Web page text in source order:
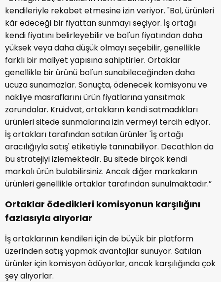
kendileriyle rekabet etmesine izin veriyor. "Bol, ürünleri
kâr edeceği bir fiyattan sunmayı seçiyor. İş ortağı
kendi fiyatını belirleyebilir ve bol'un fiyatından daha
yüksek veya daha düşük olmayı seçebilir, genellikle
farklı bir maliyet yapısına sahiptirler. Ortaklar
genellikle bir ürünü bol'un sunabileceğinden daha
ucuza sunamazlar. Sonuçta, ödenecek komisyonu ve
nakliye masraflarını ürün fiyatlarına yansıtmak
zorundalar. Kruidvat, ortakların kendi satmadıkları
ürünleri sitede sunmalarına izin vermeyi tercih ediyor.
İş ortakları tarafından satılan ürünler 'İş ortağı
aracılığıyla satış' etiketiyle tanınabiliyor. Decathlon da
bu stratejiyi izlemektedir. Bu sitede birçok kendi
markalı ürün bulabilirsiniz. Ancak diğer markaların
ürünleri genellikle ortaklar tarafından sunulmaktadır.”
Ortaklar ödedikleri komisyonun karşılığını
fazlasıyla alıyorlar
İş ortaklarının kendileri için de büyük bir platform
üzerinden satış yapmak avantajlar sunuyor. Satılan
ürünler için komisyon ödüyorlar, ancak karşılığında çok
şey alıyorlar.